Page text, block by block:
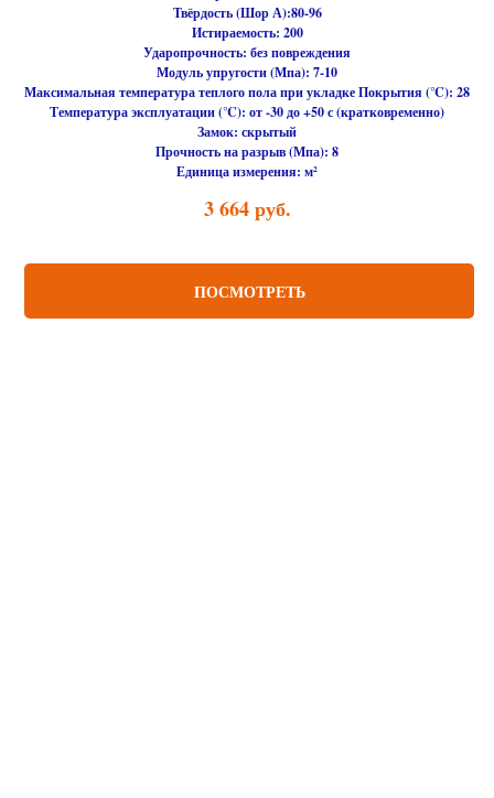
Твёрдость (Шор А):80-96
Истираемость: 200
Ударопрочность: без повреждения
Модуль упругости (Мпа): 7-10
Максимальная температура теплого пола при укладке Покрытия (℃): 28
Температура эксплуатации (℃): от -30 до +50 с (кратковременно)
Замок: скрытый
Прочность на разрыв (Мпа): 8
Единица измерения: м²
3 664 руб.
ПОСМОТРЕТЬ